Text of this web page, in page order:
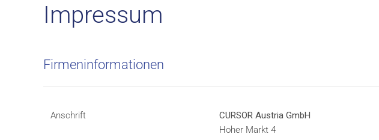
Impressum
Firmeninformationen
Anschrift
CURSOR Austria GmbH
Hoher Markt 4